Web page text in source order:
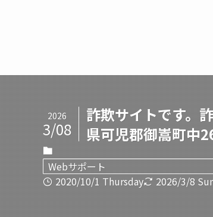
詐欺サイトです
県可児郡御嵩町中
2026
3/08
Webサポート
2020/10/1 Thursday
2026/3/8